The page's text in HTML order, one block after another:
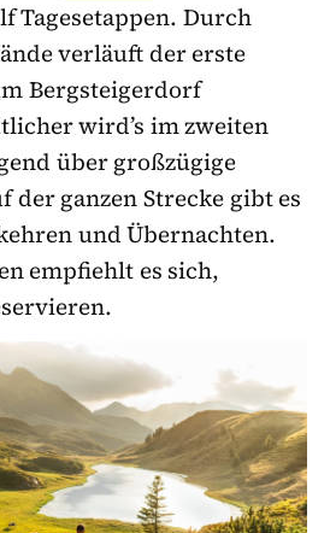
Tagesetappen. Durch
verläuft der erste
Bergsteigerdorf
wird’s im zweiten
über großzügige
ganzen Strecke gibt es
und Übernachten.
empfiehlt es sich,